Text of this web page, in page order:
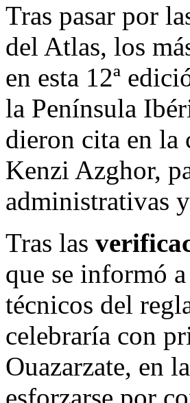
Tras pasar por
del Atlas, los
en esta 12ª
la Península
dieron cita en la
Kenzi Azghor,
administrativas
Tras las
que se informó
técnicos del
celebraría con
Ouazarzate, en